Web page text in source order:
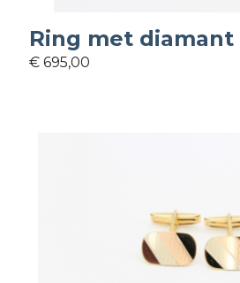
Ring met diamant
€ 695,00